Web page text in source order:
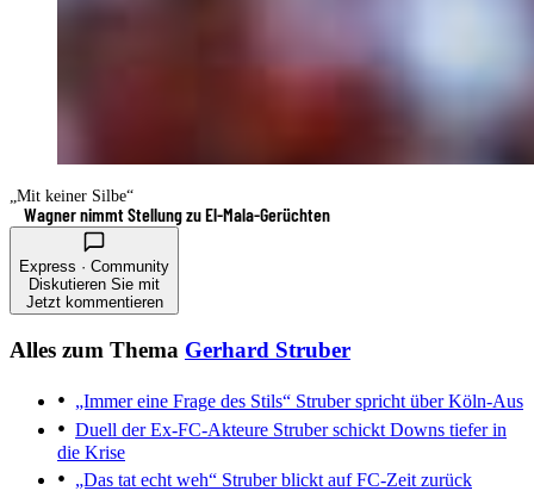
„Mit keiner Silbe“
Wagner nimmt Stellung zu El-Mala-Gerüchten
Express · Community
Diskutieren Sie mit
Jetzt kommentieren
Alles zum Thema Gerhard Struber
„Immer eine Frage des Stils“ Struber spricht über Köln-Aus
Duell der Ex-FC-Akteure Struber schickt Downs tiefer in
die Krise
„Das tat echt weh“ Struber blickt auf FC-Zeit zurück